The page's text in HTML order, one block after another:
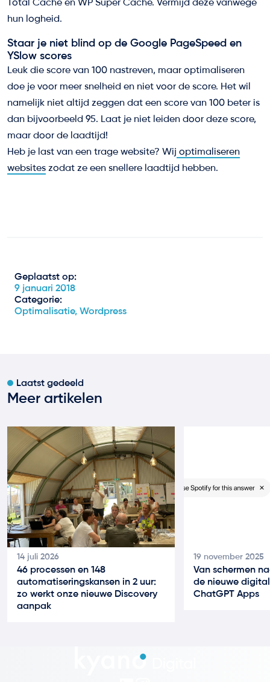
Total Cache en WP Super Cache. Vermijd deze vanwege
hun logheid.
Staar je niet blind op de Google PageSpeed en
YSlow scores
Leuk die score van 100 nastreven, maar optimaliseren
doe je voor meer snelheid en niet voor de score. Het wil
namelijk niet altijd zeggen dat een score van 100 beter is
dan bijvoorbeeld 95. Laat je niet leiden door deze score,
maar door de laadtijd!
Heb je last van een trage website? Wij optimaliseren
websites zodat ze een snellere laadtijd hebben.
Geplaatst op:
9 januari 2018
Categorie:
Optimalisatie, Wordpress
Laatst gedeeld
Meer artikelen
14 juli 2026
46 processen en 148
automatiseringskansen in 2 uur:
zo werkt onze nieuwe Discovery
aanpak
19 november 2025
Van schermen
de nieuwe
ChatGPT Apps